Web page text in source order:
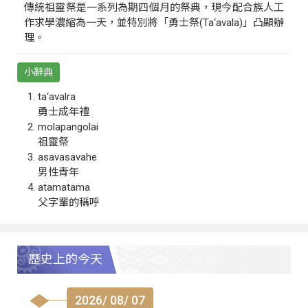
傳統祖靈祭是一系列為期四個月的祭典，現今配合族人工
作求學濃縮為一天，並特別將「勇士祭(Ta‘avala)」凸顯辦
理。
小辭典
ta‘avalra
勇士成年禮
molapangolai
祖靈祭
asavasavahe
男性青年
atamatama
父字輩的稱呼
歷史上的今天
2026/ 08/ 07